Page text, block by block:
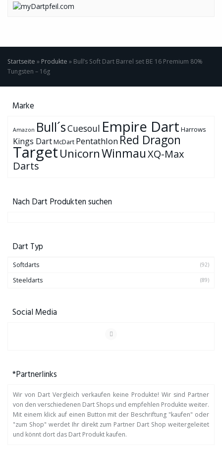
Startseite » Produkte » Bull’s Soft Dart Barrel set BE 16 Premium 80%
Tungsten – 16g
Marke
Amazon Bull´sCuesoul Empire Dart Harrows
Kings DartMcDart Pentathlon Red Dragon
TargetUnicornWinmauXQ-Max
Darts
Nach Dart Produkten suchen
Dart Typ
Softdarts (92)
Steeldarts (89)
Social Media
*Partnerlinks
Wir von Dart Vergleich verkaufen keine Produkte! Wir sind Partner
von den verschiedenen Dart Shops und empfehlen Produkte weiter.
Mit einem klick auf einen Button mit der Beschriftung "kaufen" oder
"zum Shop" werdet Ihr direkt zum Partner Dart Shop weitergeleitet
und könnt dort das Dart Produkt kaufen.